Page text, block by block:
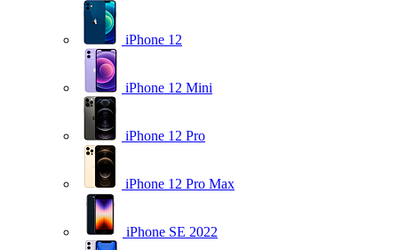
iPhone 12
iPhone 12 Mini
iPhone 12 Pro
iPhone 12 Pro Max
iPhone SE 2022